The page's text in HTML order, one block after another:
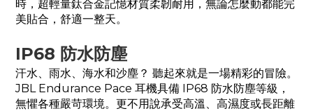
時，超輕量鈦合金記憶材質柔韌耐用，無論怎麼動都能完
美貼合，舒適一整天。
IP68 防水防塵
汗水、雨水、海水和沙塵？ 聽起來就是一場精彩的冒險。
JBL Endurance Pace 耳機具備 IP68 防水防塵等級，
無懼各種嚴苛環境。更不用說承受高溫、高濕度或長距離